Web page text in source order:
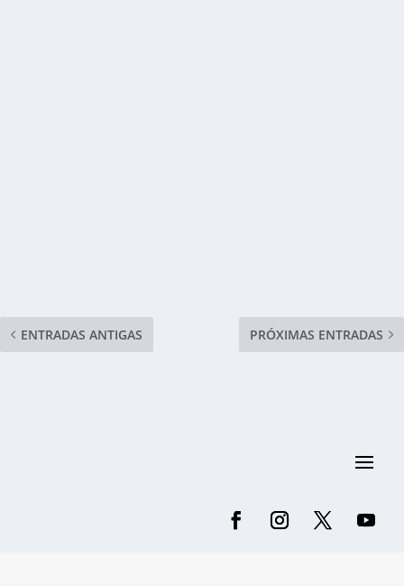
ENTRADAS ANTIGAS PRÓXIMAS ENTRADAS